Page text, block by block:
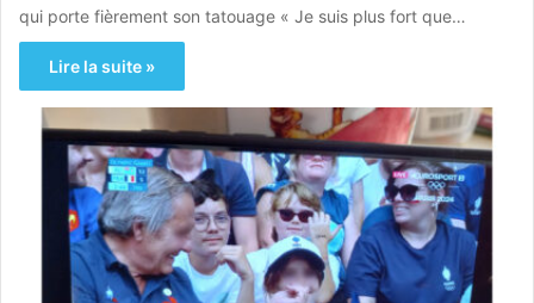
qui porte fièrement son tatouage « Je suis plus fort que…
Lire la suite »